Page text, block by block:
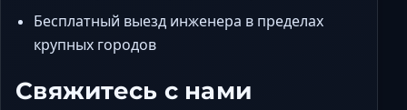
Бесплатный выезд инженера в пределах
крупных городов
Свяжитесь с нами